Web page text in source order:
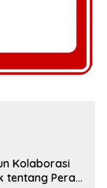
Kolaborasi
tentang Peran